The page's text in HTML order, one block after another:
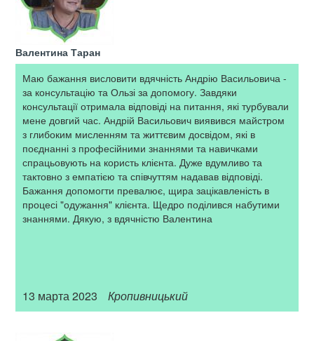
Валентина Таран
Маю бажання висловити вдячність Андрію Васильовича -
за консультацію та Ользі за допомогу. Завдяки
консультації отримала відповіді на питання, які турбували
мене довгий час. Андрій Васильович виявився майстром
з глибоким мисленням та життєвим досвідом, які в
поєднанні з професійними знаннями та навичками
спрацьовують на користь клієнта. Дуже вдумливо та
тактовно з емпатією та співчуттям надавав відповіді.
Бажання допомогти превалює, щира зацікавленість в
процесі "одужання" клієнта. Щедро поділився набутими
знаннями. Дякую, з вдячністю Валентина
13 марта 2023 Кропивницький